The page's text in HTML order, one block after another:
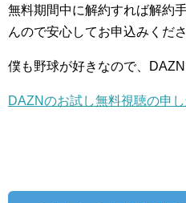
無料期間中に解約すれば解約
んので安心してお申込みくだ
僕も野球が好きなので、
DAZNのお試し無料視聴の申